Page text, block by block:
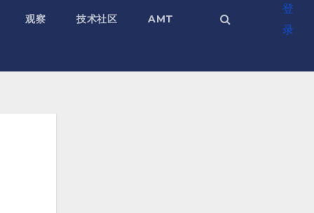
观察 技术社区 AMT
登
录